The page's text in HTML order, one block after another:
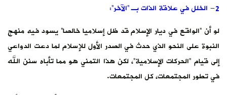
2- الخلل في علاقة الذات بـ “الآخر”:
لو أن “الواقع في ديار الإسلام قد ظل إسلاميا خالصا” يسود فيه منهج
النبوة على النحو الذي حدث في الصدر الأول للإسلام لما دعت الدواعي
إلى قيام “الحركات الإسلامية”، لكن هذا التمني هو مما تأباه سنن الله
في تطور المجتمعات، كل المجتمعات.